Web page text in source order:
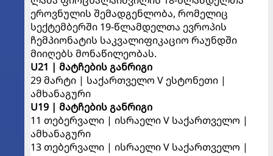
ეროვნულის შემადგენლობა, რომელიც
სექტემბერში 19-წლამდელთა ევროპის
ჩემპიონატის საკვალიფიკაციო რაუნდში
მიიღებს მონაწილეობას.
U21 | მატჩების განრიგი
29 მარტი | საქართველო V ესტონეთი |
ამხანაგური
U19 | მატჩების განრიგი
11 თებერვალი | ისრაელი V საქართველო |
ამხანაგური
13 თებერვალი | ისრაელი V საქართველო |